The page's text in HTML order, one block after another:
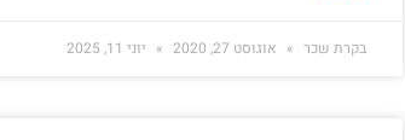
בקרת שכר אוגוסט 27, 2020 יוני 11, 2025